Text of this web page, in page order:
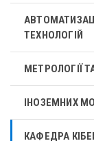
ТЕХНОЛОГІЙ
МЕТРОЛОГІЇ
ІНОЗЕМНИХ
КАФЕДРА